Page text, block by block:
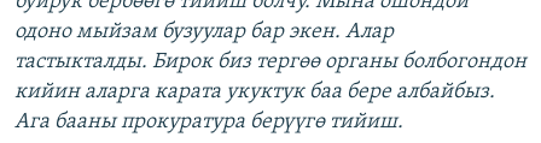
одоно мыйзам бузуулар бар экен. Алар
тастыкталды. Бирок биз тергөө органы болбогондон
кийин аларга карата укуктук баа бере албайбыз.
Ага бааны прокуратура берүүгө тийиш.